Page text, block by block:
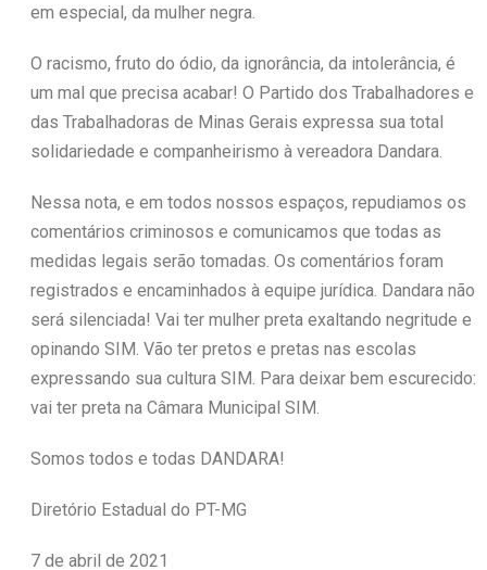
em especial, da mulher negra.
O racismo, fruto do ódio, da ignorância, da intolerância, é
um mal que precisa acabar! O Partido dos Trabalhadores e
das Trabalhadoras de Minas Gerais expressa sua total
solidariedade e companheirismo à vereadora Dandara.
Nessa nota, e em todos nossos espaços, repudiamos os
comentários criminosos e comunicamos que todas as
medidas legais serão tomadas. Os comentários foram
registrados e encaminhados à equipe jurídica. Dandara não
será silenciada! Vai ter mulher preta exaltando negritude e
opinando SIM. Vão ter pretos e pretas nas escolas
expressando sua cultura SIM. Para deixar bem escurecido:
vai ter preta na Câmara Municipal SIM.
Somos todos e todas DANDARA!
Diretório Estadual do PT-MG
7 de abril de 2021